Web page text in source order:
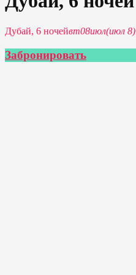
Дубай, 6 ночейвт08июл(июл 8)
Забронировать